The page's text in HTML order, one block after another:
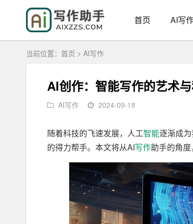
首页 AI写
当前位置： 首页 > AI写作
AI创作：智能写作的艺术
AI写作 2024-09-18
随着科技的飞速发展，人工智能逐渐成
的得力帮手。本文将从AI写作助手的角